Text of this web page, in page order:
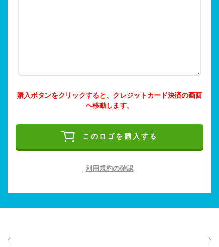
購入ボタンをクリックすると、クレジットカード決済の画面
へ移動します。
このロゴを購入する
利用規約の確認